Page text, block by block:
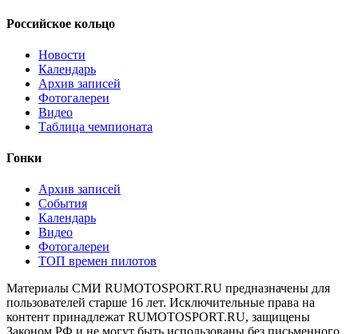
Российское кольцо
Новости
Календарь
Архив записей
Фотогалереи
Видео
Таблица чемпионата
Гонки
Архив записей
События
Календарь
Видео
Фотогалереи
ТОП времен пилотов
Материалы СМИ RUMOTOSPORT.RU предназначены для
пользователей старше 16 лет. Исключительные права на
контент принадлежат RUMOTOSPORT.RU, защищены